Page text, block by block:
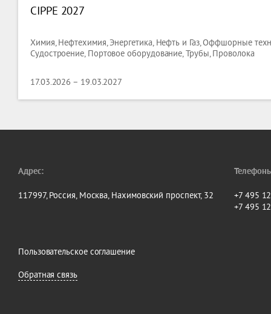
CIPPE 2027
Химия, Нефтехимия, Энергетика, Нефть и Газ, Оффшорные
Судостроение, Портовое оборудование, Трубы, Проволока
17.03.2026 – 19.03.2027
Адрес:
117997, Россия, Москва, Нахимовский проспект, 32
+7 495
+7 495
Пользовательское соглашение
Обратная связь